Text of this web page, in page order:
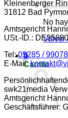
No
Volver
0
Carrito
Kleinenberger
31812 Bad
Amtsgericht
USt.-ID.:
Tel:05285 /
E-Mail:
swk21media
Amtsgericht
Geschäftsführer: